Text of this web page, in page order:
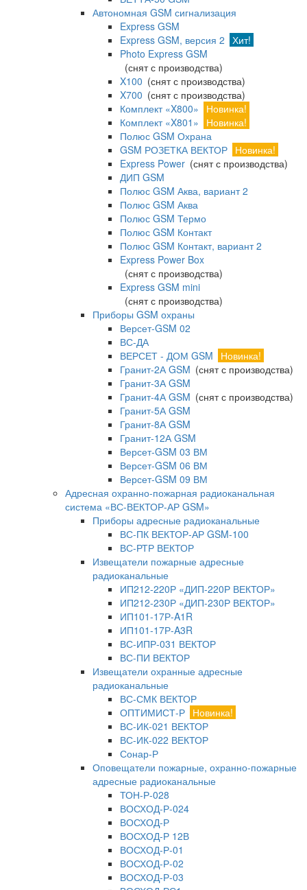
Автономная GSM сигнализация
Express GSM
Express GSM, версия 2 Хит!
Photo Express GSM
(снят с производства)
X100 (снят с производства)
X700 (снят с производства)
Комплект «X800»
Новинка!
Комплект «X801»
Новинка!
Полюс GSM Охрана
GSM РОЗЕТКА ВЕКТОР Новинка!
Express Power (снят с производства)
ДИП GSM
Полюс GSM Аква, вариант 2
Полюс GSM Аква
Полюс GSM Термо
Полюс GSM Контакт
Полюс GSM Контакт, вариант 2
Express Power Box
(снят с производства)
Express GSM mini
(снят с производства)
Приборы GSM охраны
Версет-GSM 02
ВС-ДА
ВЕРСЕТ - ДОМ GSM
Новинка!
Гранит-2А GSM (снят с производства)
Гранит-3А GSM
Гранит-4А GSM (снят с производства)
Гранит-5А GSM
Гранит-8А GSM
Гранит-12А GSM
Версет-GSM 03 ВМ
Версет-GSM 06 ВМ
Версет-GSM 09 ВМ
Адресная охранно-пожарная радиоканальная
система «ВС-ВЕКТОР-АР GSM»
Приборы адресные радиоканальные
ВС-ПК ВЕКТОР-АР GSM-100
ВС-РТР ВЕКТОР
Извещатели пожарные адресные
радиоканальные
ИП212-220Р «ДИП-220Р ВЕКТОР»
ИП212-230Р «ДИП-230Р ВЕКТОР»
ИП101-17Р-A1R
ИП101-17Р-A3R
ВС-ИПР-031 ВЕКТОР
ВС-ПИ ВЕКТОР
Извещатели охранные адресные
радиоканальные
ВС-СМК ВЕКТОР
ОПТИМИСТ-Р Новинка!
ВС-ИК-021 ВЕКТОР
ВС-ИК-022 ВЕКТОР
Сонар-Р
Оповещатели пожарные, охранно-пожарные
адресные радиоканальные
ТОН-Р-028
ВОСХОД-Р-024
ВОСХОД-Р
ВОСХОД-Р 12В
ВОСХОД-Р-01
ВОСХОД-Р-02
ВОСХОД-Р-03